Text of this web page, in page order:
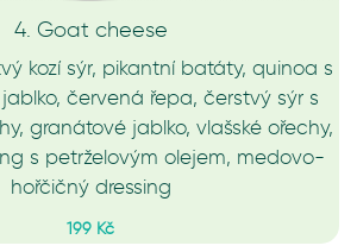
4. Goat cheese
kozí sýr, pikantní batáty, quinoa s
červená řepa, čerstvý sýr s
granátové jablko, vlašské ořechy,
s petrželovým olejem, medovo-
hořčičný dressing
199 Kč